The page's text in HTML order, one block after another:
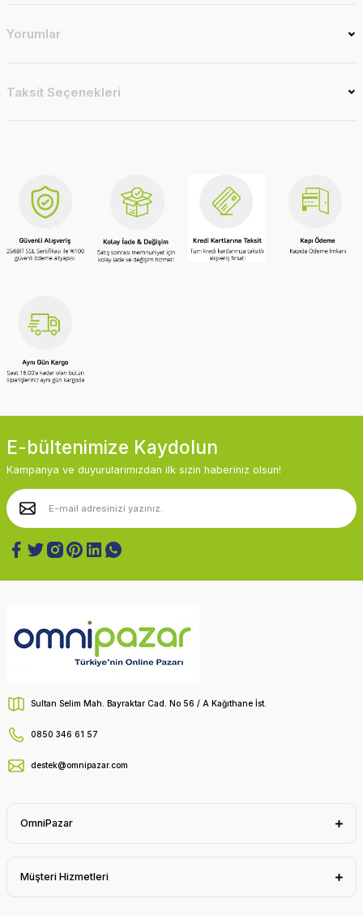
Yorumlar
Taksit Seçenekleri
E-bültenimize Kaydolun
Kampanya ve duyurularımızdan ilk sizin haberiniz olsun!
Sultan Selim Mah. Bayraktar Cad. No 56 / A Kağıthane İst.
0850 346 61 57
destek@omnipazar.com
OmniPazar
Müşteri Hizmetleri